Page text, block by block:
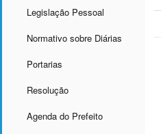
Legislação Pessoal
Normativo sobre Diárias
Portarias
Resolução
Agenda do Prefeito